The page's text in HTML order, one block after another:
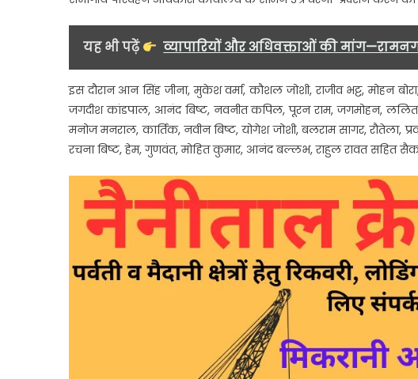
यह भी पढ़ें व्यापारियों और अधिवक्ताओं की
इस दौरान आन सिंह जीना, मुकेश वर्मा, कौशल जोशी, राजीव भट्ट, मोहन
जगदीश कांडपाल, आनंद बिष्ट, नवनीत कपिल, पूरन राम, जगमोहन, ललित
मनोज मनराल, कार्तिक, नवीन बिष्ट, योगेश जोशी, बलराम सागर,
रचना बिष्ट, हेम, गुणवंत, मोहित कुमार, आनंद बल्लभ, राहुल रावत सहित